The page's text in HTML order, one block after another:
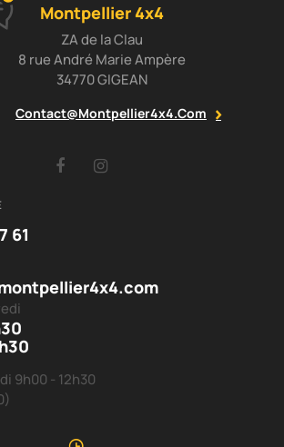
Montpellier 4x4
ZA de la Clau
8 rue André Marie Ampère
34770 GIGEAN
Contact@montpellier4x4.com
Facebook
61
9h00 - 12h30